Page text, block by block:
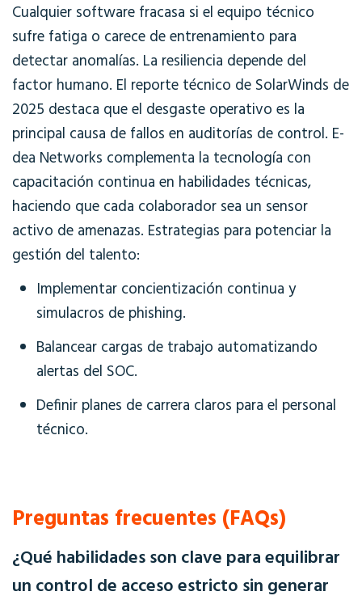
Cualquier software fracasa si el equipo técnico
sufre fatiga o carece de entrenamiento para
detectar anomalías. La resiliencia depende del
factor humano. El reporte técnico de SolarWinds de
2025 destaca que el desgaste operativo es la
principal causa de fallos en auditorías de control. E-
dea Networks complementa la tecnología con
capacitación continua en habilidades técnicas,
haciendo que cada colaborador sea un sensor
activo de amenazas. Estrategias para potenciar la
gestión del talento:
Implementar concientización continua y
simulacros de phishing.
Balancear cargas de trabajo automatizando
alertas del SOC.
Definir planes de carrera claros para el personal
técnico.
Preguntas frecuentes (FAQs)
¿Qué habilidades son clave para equilibrar
un control de acceso estricto sin generar